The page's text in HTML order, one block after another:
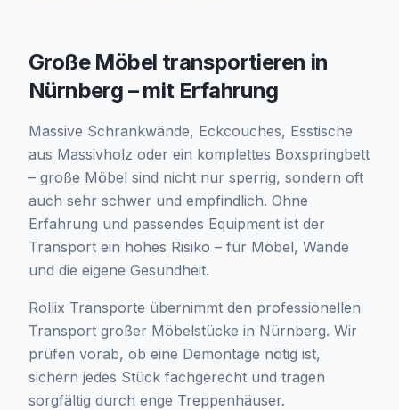
Große Möbel transportieren in
Nürnberg – mit Erfahrung
Massive Schrankwände, Eckcouches, Esstische
aus Massivholz oder ein komplettes Boxspringbett
– große Möbel sind nicht nur sperrig, sondern oft
auch sehr schwer und empfindlich. Ohne
Erfahrung und passendes Equipment ist der
Transport ein hohes Risiko – für Möbel, Wände
und die eigene Gesundheit.
Rollix Transporte übernimmt den professionellen
Transport großer Möbelstücke in Nürnberg. Wir
prüfen vorab, ob eine Demontage nötig ist,
sichern jedes Stück fachgerecht und tragen
sorgfältig durch enge Treppenhäuser.